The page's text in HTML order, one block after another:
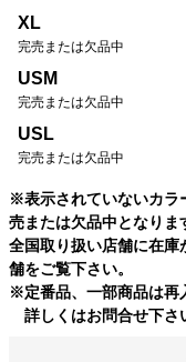
XL
完売または欠品中
USM
完売または欠品中
USL
完売または欠品中
※表示されていないカラ
売または欠品中となりま
全国取り扱い店舗に在
舗をご覧下さい。
※定番品、一部商品は再
詳しくはお問合せ下さ